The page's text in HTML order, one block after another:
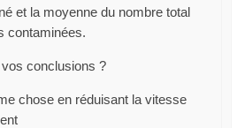
et la moyenne du nombre total
contaminées.
conclusions ?
chose en réduisant la vitesse